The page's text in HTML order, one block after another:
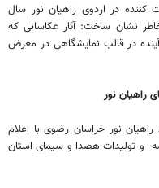
کننده در اردوی راهیان نور سال
نشان ساخت: آثار عکاسانی که
در قالب نمایشگاهی در معرض
راهیان نور
نور خراسان رضوی با اعلام
و تولیدات هصدا و سیمای استان